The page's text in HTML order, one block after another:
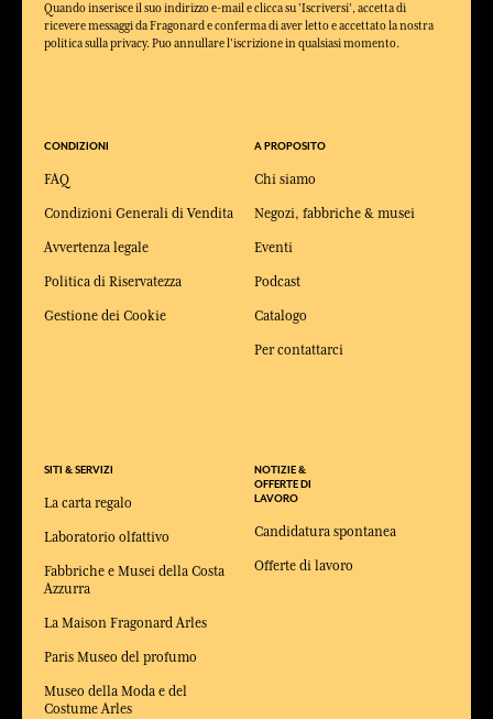
Quando inserisce il suo indirizzo e-mail e clicca su 'Iscriversi', accetta di
ricevere messaggi da Fragonard e conferma di aver letto e accettato la nostra
politica sulla privacy. Puo annullare l'iscrizione in qualsiasi momento.
CONDIZIONI
FAQ
Condizioni Generali di Vendita
Avvertenza legale
Politica di Riservatezza
Gestione dei Cookie
SITI & SERVIZI
La carta regalo
Laboratorio olfattivo
Fabbriche e Musei della Costa
Azzurra
La Maison Fragonard Arles
Paris Museo del profumo
Museo della Moda e del
Costume Arles
A PROPOSITO
Chi siamo
Negozi, fabbriche & musei
Eventi
Podcast
Catalogo
Per contattarci
NOTIZIE &
OFFERTE DI
LAVORO
Candidatura spontanea
Offerte di lavoro